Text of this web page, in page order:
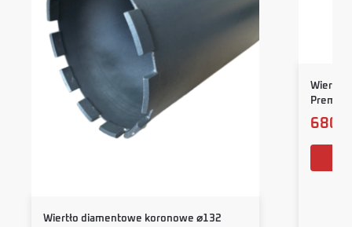
Wiertło diamentowe koronowe ⌀132
Wiertło